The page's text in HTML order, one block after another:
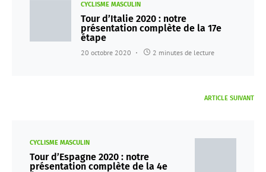
CYCLISME MASCULIN
Tour d’Italie 2020 : notre
présentation complète de la 17e
étape
20 octobre 2020 2 minutes de lecture
ARTICLE SUIVANT
CYCLISME MASCULIN
Tour d’Espagne 2020 : notre
présentation complète de la 4e